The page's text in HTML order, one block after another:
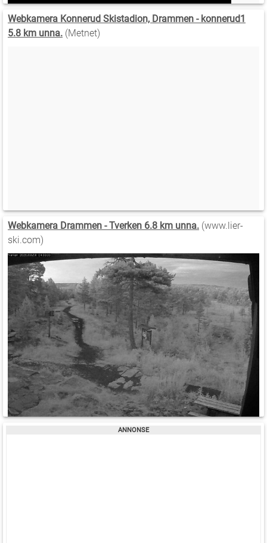
Webkamera Konnerud Skistadion, Drammen - konnerud1
5.8 km unna. (Metnet)
Webkamera Drammen - Tverken 6.8 km unna. (www.lier-
ski.com)